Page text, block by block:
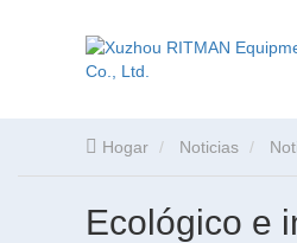
Hogar Noticias
Ecológico e